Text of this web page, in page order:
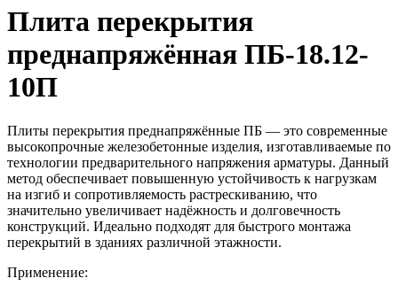
Плита перекрытия
преднапряжённая ПБ-18.12-
10П
Плиты перекрытия преднапряжённые ПБ — это современные
высокопрочные железобетонные изделия, изготавливаемые по
технологии предварительного напряжения арматуры. Данный
метод обеспечивает повышенную устойчивость к нагрузкам
на изгиб и сопротивляемость растрескиванию, что
значительно увеличивает надёжность и долговечность
конструкций. Идеально подходят для быстрого монтажа
перекрытий в зданиях различной этажности.
Применение: